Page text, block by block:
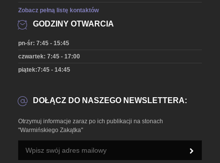
Zobacz pełną listę kontaktów
GODZINY OTWARCIA
pn-śr: 7:45 - 15:45
czwartek: 7:45 - 17:00
piątek:7:45 - 14:45
DOŁĄCZ DO NASZEGO NEWSLETTERA:
Otrzymuj informacje zaraz po ich publikacji na stonach
"Warmińskiego Zakątka"